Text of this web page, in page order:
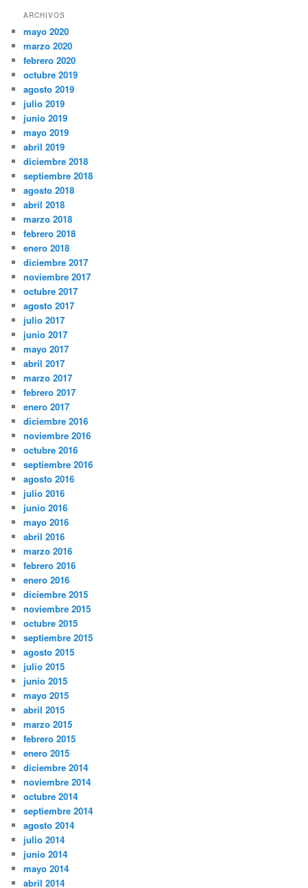
ARCHIVOS
mayo 2020
marzo 2020
febrero 2020
octubre 2019
agosto 2019
julio 2019
junio 2019
mayo 2019
abril 2019
diciembre 2018
septiembre 2018
agosto 2018
abril 2018
marzo 2018
febrero 2018
enero 2018
diciembre 2017
noviembre 2017
octubre 2017
agosto 2017
julio 2017
junio 2017
mayo 2017
abril 2017
marzo 2017
febrero 2017
enero 2017
diciembre 2016
noviembre 2016
octubre 2016
septiembre 2016
agosto 2016
julio 2016
junio 2016
mayo 2016
abril 2016
marzo 2016
febrero 2016
enero 2016
diciembre 2015
noviembre 2015
octubre 2015
septiembre 2015
agosto 2015
julio 2015
junio 2015
mayo 2015
abril 2015
marzo 2015
febrero 2015
enero 2015
diciembre 2014
noviembre 2014
octubre 2014
septiembre 2014
agosto 2014
julio 2014
junio 2014
mayo 2014
abril 2014